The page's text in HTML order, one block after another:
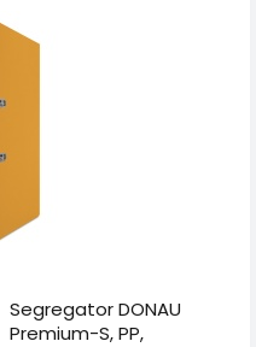
pomarańczowy
Segregator DONAU
Premium-S, PP,